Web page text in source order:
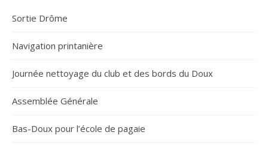
Sortie Drôme
Navigation printanière
Journée nettoyage du club et des bords du Doux
Assemblée Générale
Bas-Doux pour l’école de pagaie